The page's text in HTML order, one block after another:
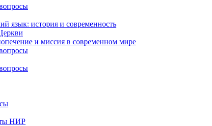
язык: история и современность
и миссия в современном мире
НИР